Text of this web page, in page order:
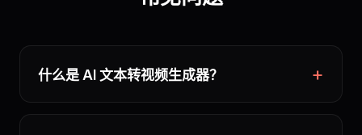
什么是 AI 文本转视频生成器？